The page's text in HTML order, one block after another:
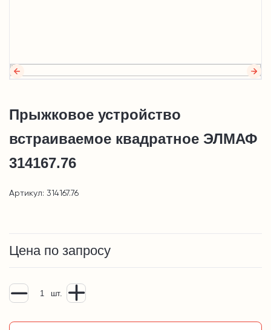
Прыжковое устройство
встраиваемое квадратное ЭЛМАФ
314167.76
Артикул: 314167.76
Цена по запросу
шт.